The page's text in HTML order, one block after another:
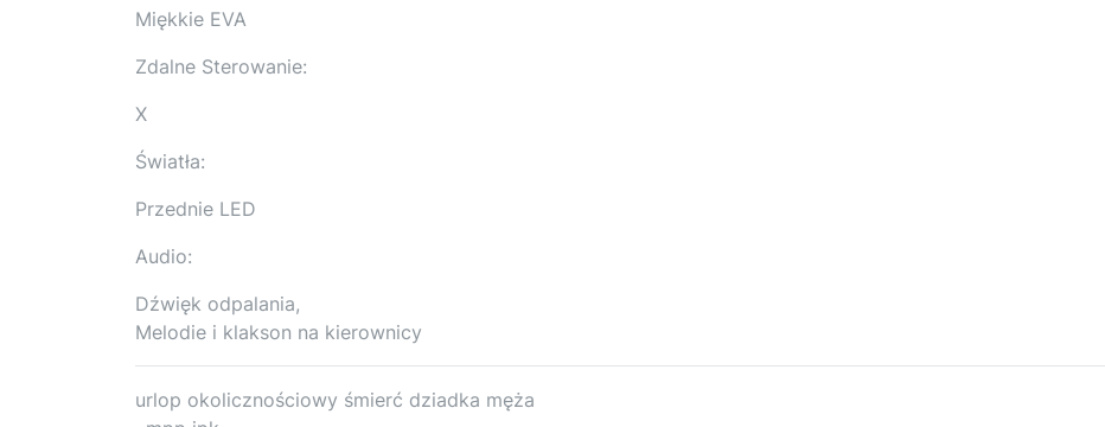
Miękkie EVA
Zdalne Sterowanie:
X
Światła:
Przednie LED
Audio:
Dźwięk odpalania,
Melodie i klakson na kierownicy
urlop okolicznościowy śmierć dziadka męża